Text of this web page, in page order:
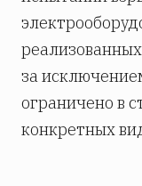
за
ограничено в
конкретных